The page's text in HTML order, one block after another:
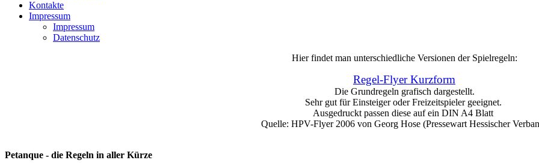
Kontakte
Impressum
Impressum
Datenschutz
Hier findet man unterschiedliche Versionen der Spielregeln:
Regel-Flyer Kurzform
Die Grundregeln grafisch dargestellt.
Sehr gut für Einsteiger oder Freizeitspieler geeignet.
Ausgedruckt passen diese auf ein DIN A4 Blatt
Quelle: HPV-Flyer 2006 von Georg Hose (Pressewart Hessischer
Petanque - die Regeln in aller Kürze